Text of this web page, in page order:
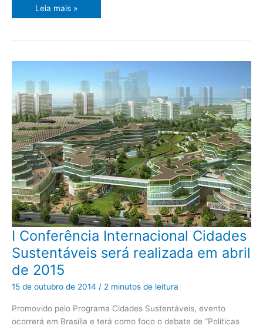
Leia mais »
I Conferência Internacional Cidades
Sustentáveis será realizada em abril
de 2015
15 de outubro de 2014 / 2 minutos de leitura
Promovido pelo Programa Cidades Sustentáveis, evento
ocorrerá em Brasília e terá como foco o debate de “Políticas
I
Conferência
Internacional
Cidades
Sustentáveis
será
realizada
em
abril
2015